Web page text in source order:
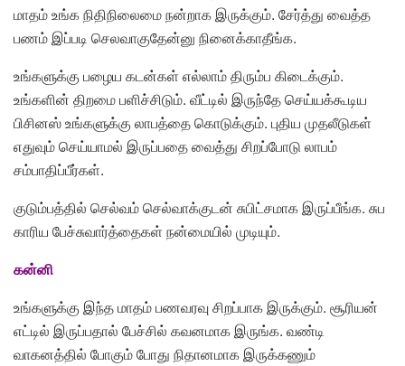
மாதம் உங்க நிதிநிலைமை நன்றாக இருக்கும். சேர்த்து வைத்த
பணம் இப்படி செலவாகுதேன்னு நினைக்காதீங்க.
உங்களுக்கு பழைய கடன்கள் எல்லாம் திரும்ப கிடைக்கும்.
உங்களின் திறமை பளிச்சிடும். வீட்டில் இருந்தே செய்யக்கூடிய
பிசினஸ் உங்களுக்கு லாபத்தை கொடுக்கும். புதிய முதலீடுகள்
எதுவும் செய்யாமல் இருப்பதை வைத்து சிறப்போடு லாபம்
சம்பாதிப்பீர்கள்.
குடும்பத்தில் செல்வம் செல்வாக்குடன் சுபிட்சமாக இருப்பீங்க. சுப
காரிய பேச்சுவார்த்தைகள் நன்மையில் முடியும்.
கன்னி
உங்களுக்கு இந்த மாதம் பணவரவு சிறப்பாக இருக்கும். சூரியன்
எட்டில் இருப்பதால் பேச்சில் கவனமாக இருங்க. வண்டி
வாகனத்தில் போகும் போது நிதானமாக இருக்கணும்